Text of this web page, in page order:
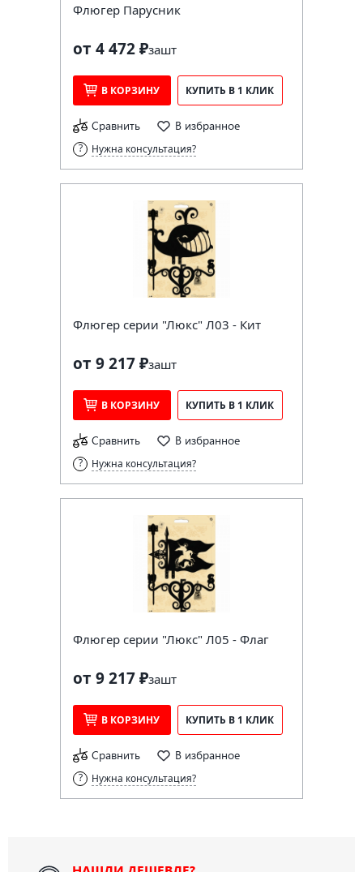
Флюгер Парусник
от 4 472 ₽зашт
В КОРЗИНУ КУПИТЬ В 1 КЛИК
Сравнить В избранное
Нужна консультация?
Флюгер серии "Люкс" Л03 - Кит
от 9 217 ₽зашт
В КОРЗИНУ КУПИТЬ В 1 КЛИК
Сравнить В избранное
Нужна консультация?
Флюгер серии "Люкс" Л05 - Флаг
от 9 217 ₽зашт
В КОРЗИНУ КУПИТЬ В 1 КЛИК
Сравнить В избранное
Нужна консультация?